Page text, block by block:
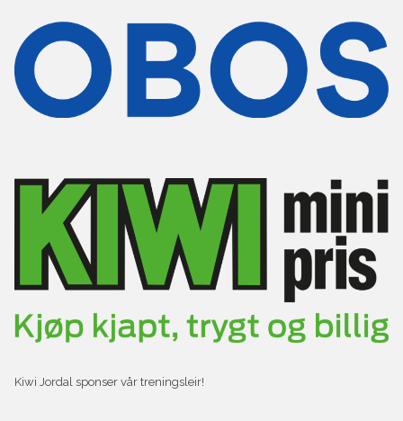
Kiwi Jordal sponser vår treningsleir!